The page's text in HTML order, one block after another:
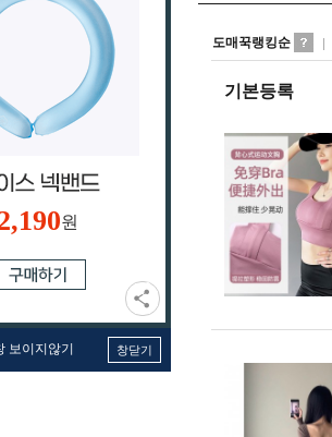
원
보이지않기 창닫기
도매꾹랭킹순
기본등록